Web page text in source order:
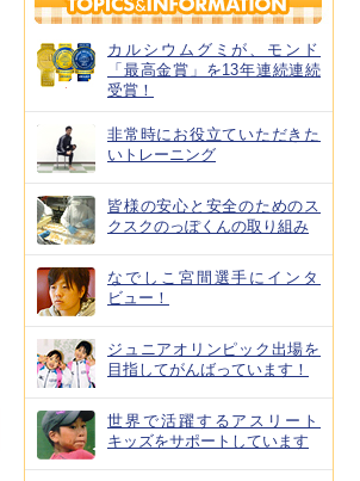
カルシウムグミが、モンド
「最高金賞」を13年連続連続
受賞！
非常時にお役立ていただきた
いトレーニング
皆様の安心と安全のためのス
クスクのっぽくんの取り組み
なでしこ宮間選手にインタ
ビュー！
ジュニアオリンピック出場を
目指してがんばっています！
世界で活躍するアスリート
キッズをサポートしています